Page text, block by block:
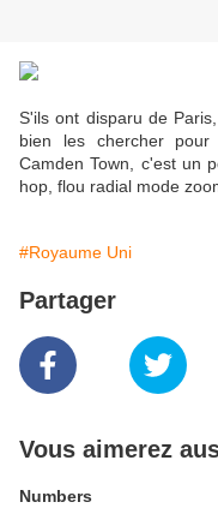
S'ils ont disparu de
bien les chercher
Camden Town, c'est un
hop, flou radial mode
#Royaume Uni
Partager
Vous aimerez
Numbers